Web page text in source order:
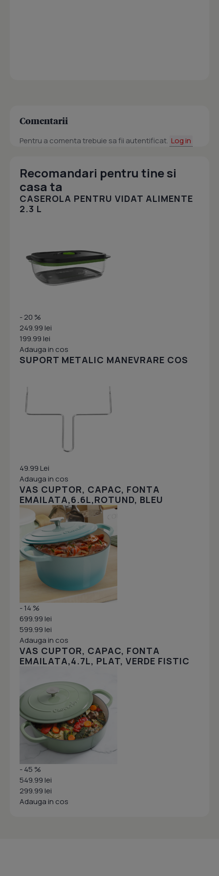
Comentarii
Pentru a comenta trebuie sa fii autentificat. Log in
Recomandari pentru tine si
casa ta
CASEROLA PENTRU VIDAT ALIMENTE
2.3 L
- 20 %
249.99 lei
199.99 lei
Adauga in cos
SUPORT METALIC MANEVRARE COS
49.99 Lei
Adauga in cos
VAS CUPTOR, CAPAC, FONTA
EMAILATA,6.6L,ROTUND, BLEU
- 14 %
699.99 lei
599.99 lei
Adauga in cos
VAS CUPTOR, CAPAC, FONTA
EMAILATA,4.7L, PLAT, VERDE FISTIC
- 45 %
549.99 lei
299.99 lei
Adauga in cos